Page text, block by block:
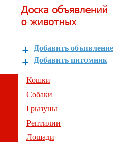
Добавить объявление
Добавить питомник
Кошки
Собаки
Грызуны
Рептилии
Лошади